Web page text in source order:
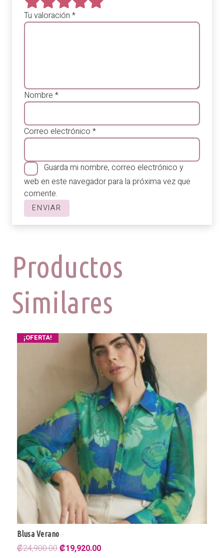
Tu valoración *
Nombre *
Correo electrónico *
Guarda mi nombre, correo electrónico y
web en este navegador para la próxima vez que
comente.
Productos
Similares
¡OFERTA!
Blusa Verano
₡24,900.00El
₡19,920.00El